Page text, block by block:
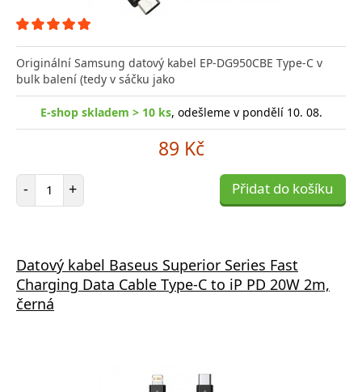
Originální Samsung datový kabel EP-DG950CBE Type-C v
bulk balení (tedy v sáčku jako
E-shop skladem > 10 ks, odešleme v pondělí 10. 08.
89 Kč
- Počet položek
+ Přidat do košíku
Datový kabel Baseus Superior Series Fast
Charging Data Cable Type-C to iP PD 20W 2m,
černá